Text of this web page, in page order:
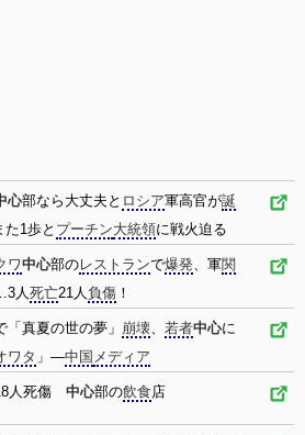
心部なら大丈夫と ロシア軍高官が誕
た1歩と プーチン大統領に戦火迫る
ワ中心部のレストランで爆発、軍関
人死亡21人負傷 ！
「真夏の世の夢」 崩壊、 若者中心に
ワタ 」―中国 メディア
人死傷 中心部の飲食店